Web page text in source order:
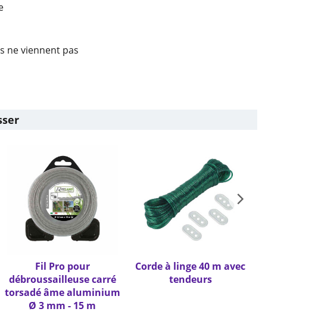
ne viennent pas
Fil Pro pour
débroussailleuse carré
torsadé âme aluminium
Ø 3 mm - 15 m
Corde à linge 40 m avec
tendeurs